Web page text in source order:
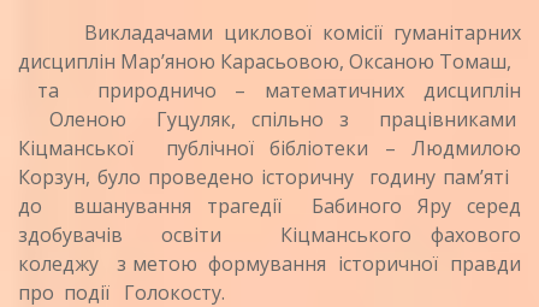
Викладачами циклової комісії гуманітарних
дисциплін Мар’яною Карасьовою, Оксаною Томаш,
та природничо – математичних дисциплін
Оленою Гуцуляк, спільно з працівниками
Кіцманської публічної бібліотеки – Людмилою
Корзун, було проведено історичну годину пам’яті
до вшанування трагедії Бабиного Яру серед
здобувачів освіти Кіцманського фахового
коледжу з метою формування історичної правди
про події Голокосту.